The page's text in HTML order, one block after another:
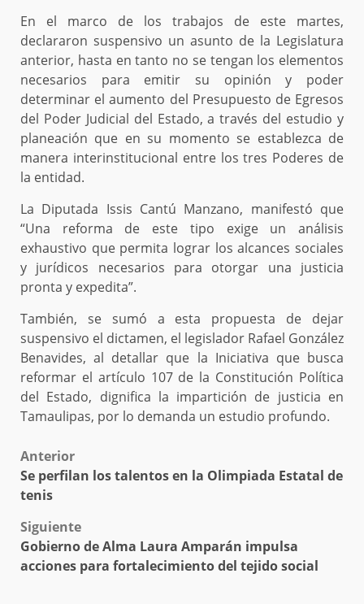
En el marco de los trabajos de este martes,
declararon suspensivo un asunto de la Legislatura
anterior, hasta en tanto no se tengan los elementos
necesarios para emitir su opinión y poder
determinar el aumento del Presupuesto de Egresos
del Poder Judicial del Estado, a través del estudio y
planeación que en su momento se establezca de
manera interinstitucional entre los tres Poderes de
la entidad.
La Diputada Issis Cantú Manzano, manifestó que
“Una reforma de este tipo exige un análisis
exhaustivo que permita lograr los alcances sociales
y jurídicos necesarios para otorgar una justicia
pronta y expedita”.
También, se sumó a esta propuesta de dejar
suspensivo el dictamen, el legislador Rafael González
Benavides, al detallar que la Iniciativa que busca
reformar el artículo 107 de la Constitución Política
del Estado, dignifica la impartición de justicia en
Tamaulipas, por lo demanda un estudio profundo.
Post
navigation
Anterior
Se perfilan los talentos en la Olimpiada Estatal de
tenis
Siguiente
Gobierno de Alma Laura Amparán impulsa
acciones para fortalecimiento del tejido social